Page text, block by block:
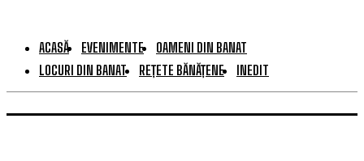
ACASĂ EVENIMENTE
OAMENI DIN BANAT
LOCURI DIN BANAT
REȚETE BĂNĂȚENE INEDIT